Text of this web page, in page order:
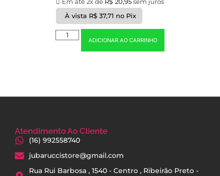
Em até 2x de R$ 20,95 sem juros
À vista R$37,71 no Pix
ADICIONAR AO CARRINHO
Atendimento Ao Cliente
(16) 992558740
jubaruccistore@gmail.com
Rua Rui Barbosa , 1540 - Centro , Ribeirão Preto -